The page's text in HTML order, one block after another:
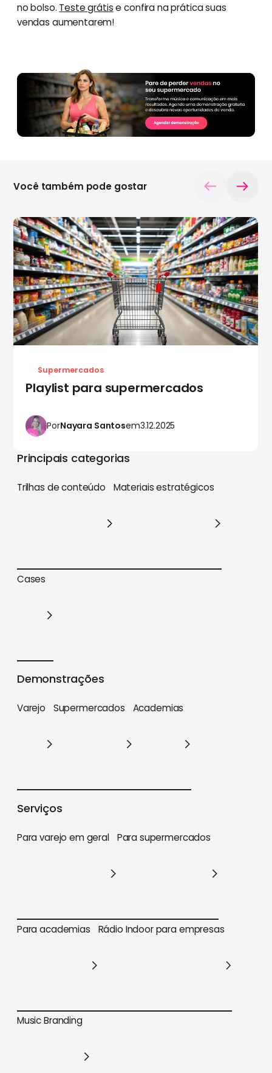
no bolso. Teste grátise confira na prática suas
vendas aumentarem!
Supermercados
Playlist para supermercados
PorNayara Santosem3.12.2025
Você também pode gostar
Principais categorias
Trilhas de conteúdo
Trilhas de conteúdo
Materiais estratégicos
Cases
Demonstrações
Varejo Supermercados Academias
Serviços
Para varejo em geral
Para varejo em geral
Para supermercados
Para supermercados
Para academias
Para academias
Rádio Indoor para empresas
Music Branding